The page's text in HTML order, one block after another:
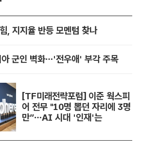
, 지지율 반등 모멘텀 찾나
아 군인 벽화…'전우애' 부각 주목
[TF미래전략포럼] 이준 웍스피
어 전무 "10명 뽑던 자리에 3명
만”…AI 시대 '인재'는